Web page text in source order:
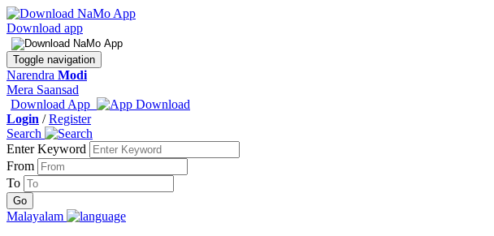
Download app
Toggle navigation
Narendra Modi
Mera Saansad
Download App
Login /Register
Search
Enter Keyword
From
To
Malayalam